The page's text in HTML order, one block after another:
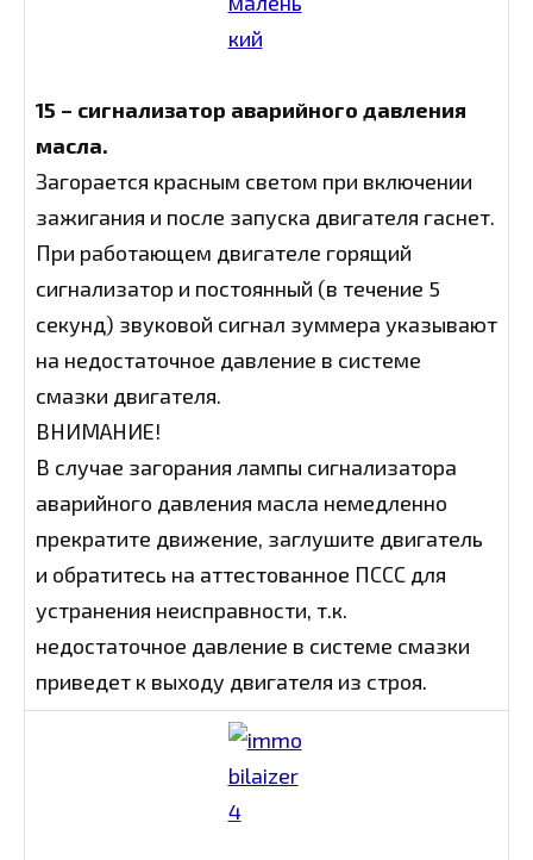
15 – сигнализатор аварийного давления
масла.
Загорается красным светом при включении
зажигания и после запуска двигателя гаснет.
При работающем двигателе горящий
сигнализатор и постоянный (в течение 5
секунд) звуковой сигнал зуммера указывают
на недостаточное давление в системе
смазки двигателя.
ВНИМАНИЕ!
В случае загорания лампы сигнализатора
аварийного давления масла немедленно
прекратите движение, заглушите двигатель
и обратитесь на аттестованное ПССС для
устранения неисправности, т.к.
недостаточное давление в системе смазки
приведет к выходу двигателя из строя.